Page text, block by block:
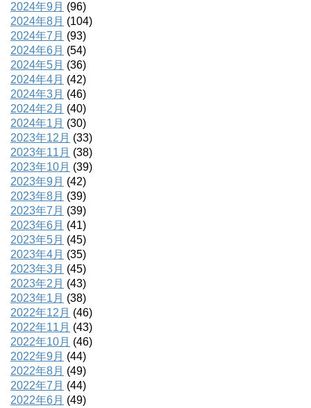
2024年9月 (96)
2024年8月 (104)
2024年7月 (93)
2024年6月 (54)
2024年5月 (36)
2024年4月 (42)
2024年3月 (46)
2024年2月 (40)
2024年1月 (30)
2023年12月 (33)
2023年11月 (38)
2023年10月 (39)
2023年9月 (42)
2023年8月 (39)
2023年7月 (39)
2023年6月 (41)
2023年5月 (45)
2023年4月 (35)
2023年3月 (45)
2023年2月 (43)
2023年1月 (38)
2022年12月 (46)
2022年11月 (43)
2022年10月 (46)
2022年9月 (44)
2022年8月 (49)
2022年7月 (44)
2022年6月 (49)